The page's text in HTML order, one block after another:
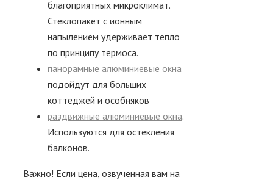
благоприятных микроклимат.
Стеклопакет с ионным
напылением удерживает тепло
по принципу термоса.
панорамные алюминиевые окна
подойдут для больших
коттеджей и особняков
раздвижные алюминиевые окна.
Используются для остекления
балконов.
Важно! Если цена, озвученная вам на